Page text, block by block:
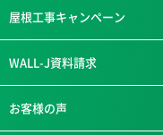
屋根工事キャンペーン
WALL-J資料請求
お客様の声